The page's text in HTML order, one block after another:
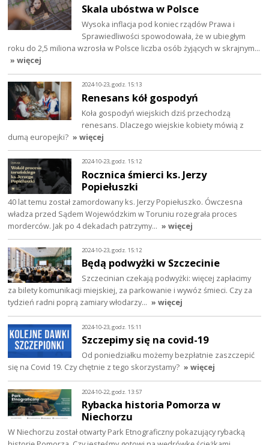
Skala ubóstwa w Polsce
Wysoka inflacja pod koniec rządów Prawa i
Sprawiedliwości spowodowała, że w ubiegłym
roku do 2,5 miliona wzrosła w Polsce liczba osób żyjących w skrajnym…
» więcej
2024-10-23, godz. 15:13
Renesans kół gospodyń
Koła gospodyń wiejskich dziś przechodzą
renesans. Dlaczego wiejskie kobiety mówią z
dumą europejki? » więcej
2024-10-23, godz. 15:12
Rocznica śmierci ks. Jerzy
Popiełuszki
40 lat temu został zamordowany ks. Jerzy Popiełuszko. Ówczesna
władza przed Sądem Wojewódzkim w Toruniu rozegrała proces
morderców. Jak po 4 dekadach patrzymy… » więcej
2024-10-23, godz. 15:12
Będą podwyżki w Szczecinie
Szczecinian czekają podwyżki: więcej zapłacimy
za bilety komunikacji miejskiej, za parkowanie i wywóz śmieci. Czy za
tydzień radni poprą zamiary włodarzy… » więcej
2024-10-23, godz. 15:11
Szczepimy się na covid-19
Od poniedziałku możemy bezpłatnie zaszczepić
się na Covid 19. Czy chętnie z tego skorzystamy? » więcej
2024-10-22, godz. 13:57
Rybacka historia Pomorza w
Niechorzu
W Niechorzu został otwarty Park Etnograficzny pokazujący rybacką